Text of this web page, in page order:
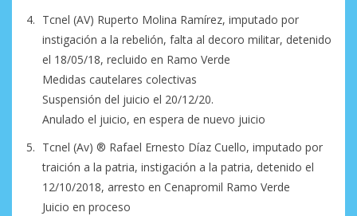
Tcnel (AV) Ruperto Molina Ramírez, imputado por
instigación a la rebelión, falta al decoro militar, detenido
el 18/05/18, recluido en Ramo Verde
Medidas cautelares colectivas
Suspensión del juicio el 20/12/20.
Anulado el juicio, en espera de nuevo juicio
Tcnel (Av) ®️ Rafael Ernesto Díaz Cuello, imputado por
traición a la patria, instigación a la patria, detenido el
12/10/2018, arresto en Cenapromil Ramo Verde
Juicio en proceso